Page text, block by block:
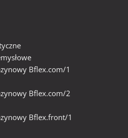
Bflex.com/1
Bflex.com/2
Bflex.front/1